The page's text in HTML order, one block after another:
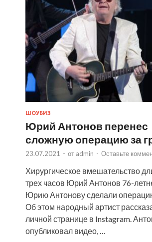
ШОУБИЗ
Юрий Антонов перенес
сложную операцию за
23.07.2021 - от admin - Оставьте
Хирургическое вмешательство
трех часов Юрий Антонов 76-
Юрию Антонову сделали
Об этом народный артист
личной странице в Instagram.
опубликовал видео, …